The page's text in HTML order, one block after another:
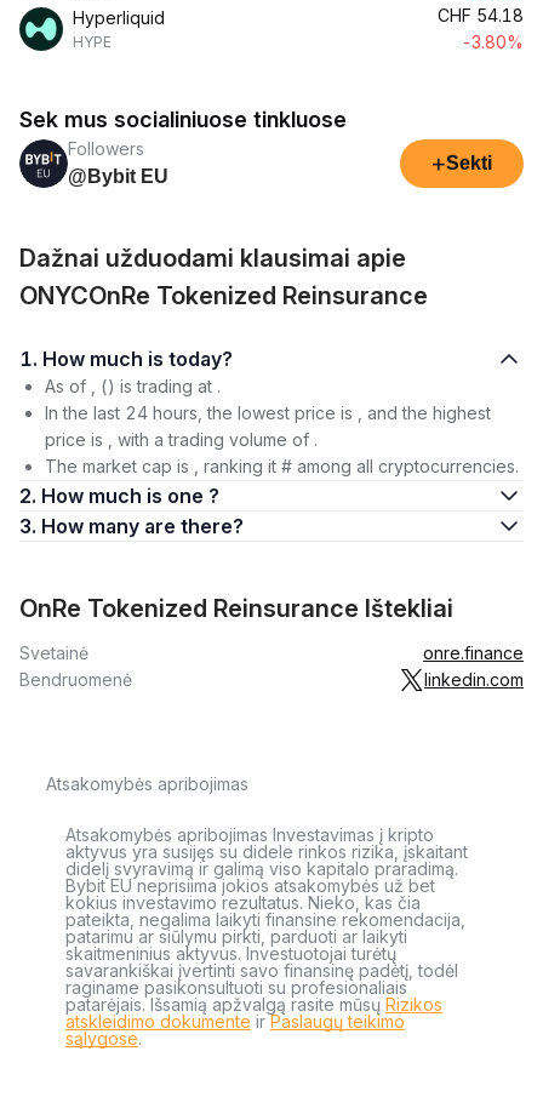
Hyperliquid
HYPE
CHF 54.18
-3.80%
Sek mus socialiniuose tinkluose
Followers
@Bybit EU
+Sekti
Dažnai užduodami klausimai apie
ONYCOnRe Tokenized Reinsurance
1. How much is today?
As of , () is trading at .
In the last 24 hours, the lowest price is , and the highest
price is , with a trading volume of .
The market cap is , ranking it # among all cryptocurrencies.
2. How much is one ?
3. How many are there?
OnRe Tokenized Reinsurance Ištekliai
Svetainė
onre.finance
Bendruomenė
linkedin.com
Atsakomybės apribojimas
Atsakomybės apribojimas Investavimas į kripto
aktyvus yra susijęs su didele rinkos rizika, įskaitant
didelį svyravimą ir galimą viso kapitalo praradimą.
Bybit EU neprisiima jokios atsakomybės už bet
kokius investavimo rezultatus. Nieko, kas čia
pateikta, negalima laikyti finansine rekomendacija,
patarimu ar siūlymu pirkti, parduoti ar laikyti
skaitmeninius aktyvus. Investuotojai turėtų
savarankiškai įvertinti savo finansinę padėtį, todėl
raginame pasikonsultuoti su profesionaliais
patarėjais. Išsamią apžvalgą rasite mūsų Rizikos
atskleidimo dokumente irPaslaugų teikimo
sąlygose.